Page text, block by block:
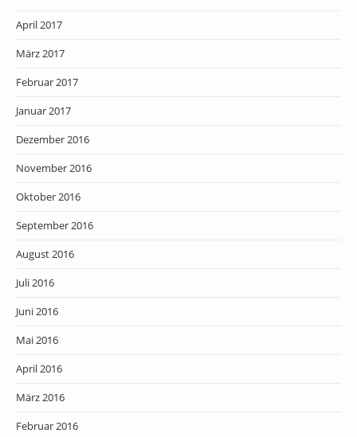
April 2017
März 2017
Februar 2017
Januar 2017
Dezember 2016
November 2016
Oktober 2016
September 2016
August 2016
Juli 2016
Juni 2016
Mai 2016
April 2016
März 2016
Februar 2016